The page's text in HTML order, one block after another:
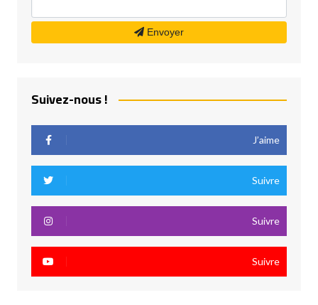
Envoyer
Suivez-nous !
J’aime
Suivre
Suivre
Suivre